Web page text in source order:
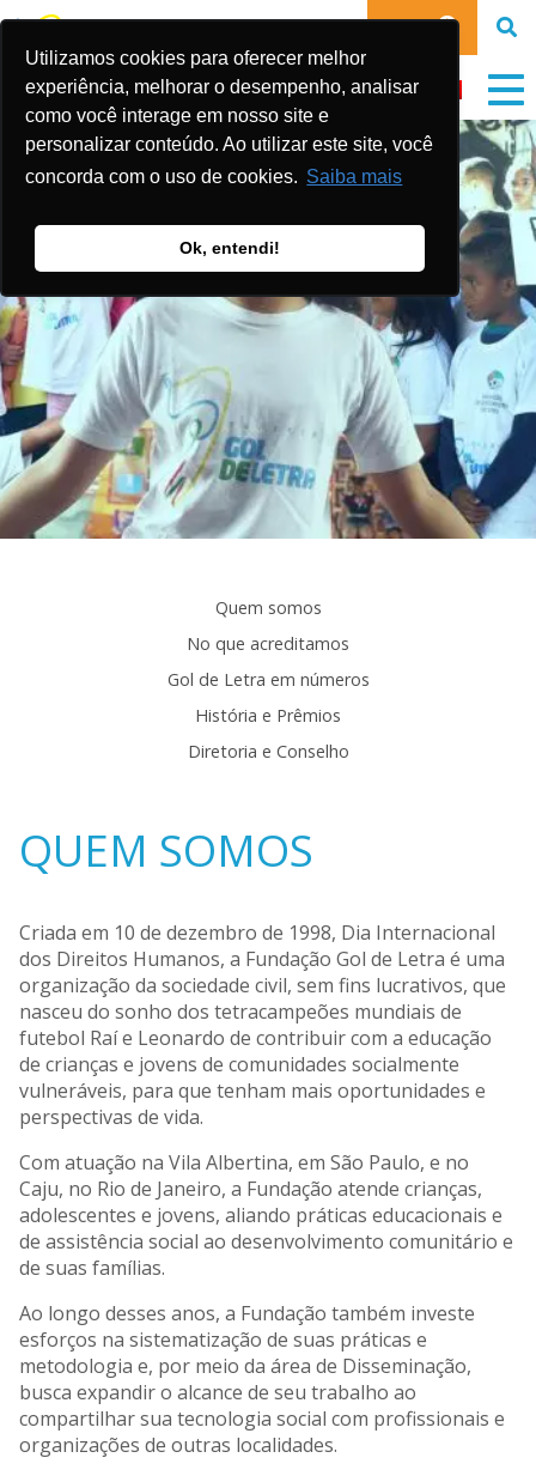
Utilizamos cookies para oferecer melhor
experiência, melhorar o desempenho, analisar
como você interage em nosso site e
personalizar conteúdo. Ao utilizar este site, você
concorda com o uso de cookies. Saiba mais
Ok, entendi!
DOE
Quem somos
No que acreditamos
Gol de Letra em números
História e Prêmios
Diretoria e Conselho
QUEM SOMOS
Criada em 10 de dezembro de 1998, Dia Internacional
dos Direitos Humanos, a Fundação Gol de Letra é uma
organização da sociedade civil, sem fins lucrativos, que
nasceu do sonho dos tetracampeões mundiais de
futebol Raí e Leonardo de contribuir com a educação
de crianças e jovens de comunidades socialmente
vulneráveis, para que tenham mais oportunidades e
perspectivas de vida.
Com atuação na Vila Albertina, em São Paulo, e no
Caju, no Rio de Janeiro, a Fundação atende crianças,
adolescentes e jovens, aliando práticas educacionais e
de assistência social ao desenvolvimento comunitário e
de suas famílias.
Ao longo desses anos, a Fundação também investe
esforços na sistematização de suas práticas e
metodologia e, por meio da área de Disseminação,
busca expandir o alcance de seu trabalho ao
compartilhar sua tecnologia social com profissionais e
organizações de outras localidades.